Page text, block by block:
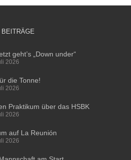
BEITRÄGE
geht’s „Down under“
2026
die Tonne!
2026
Praktikum über das HSBK
2026
auf La Reunión
2026